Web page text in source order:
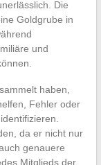
Die
Goldgrube in
und
haben,
Fehler oder
da er nicht nur
genauere
Mitglieds der